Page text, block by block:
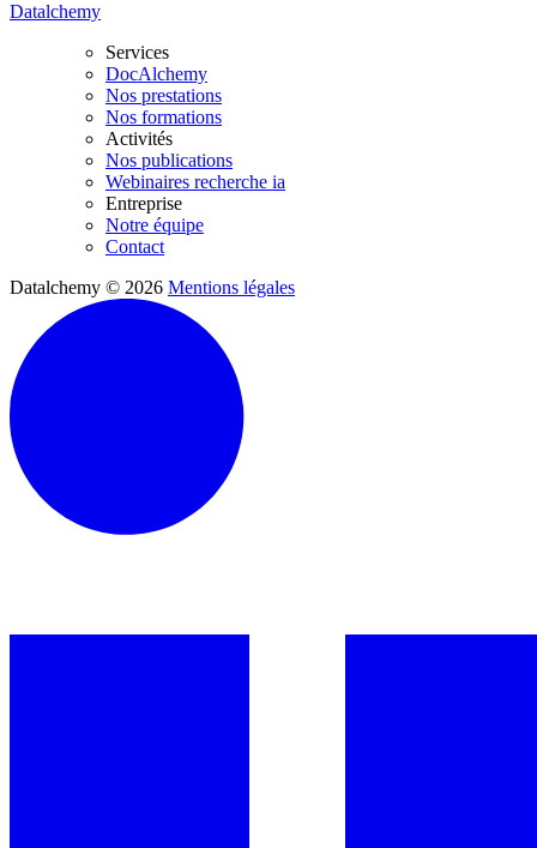
Datalchemy
Services
DocAlchemy
Nos prestations
Nos formations
Activités
Nos publications
Webinaires recherche ia
Entreprise
Notre équipe
Contact
Datalchemy © 2026 Mentions légales